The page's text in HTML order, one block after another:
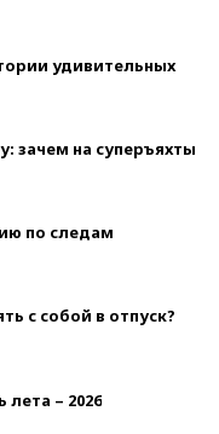
удивительных
зачем на суперъяхты
по следам
с собой в отпуск?
– 2026